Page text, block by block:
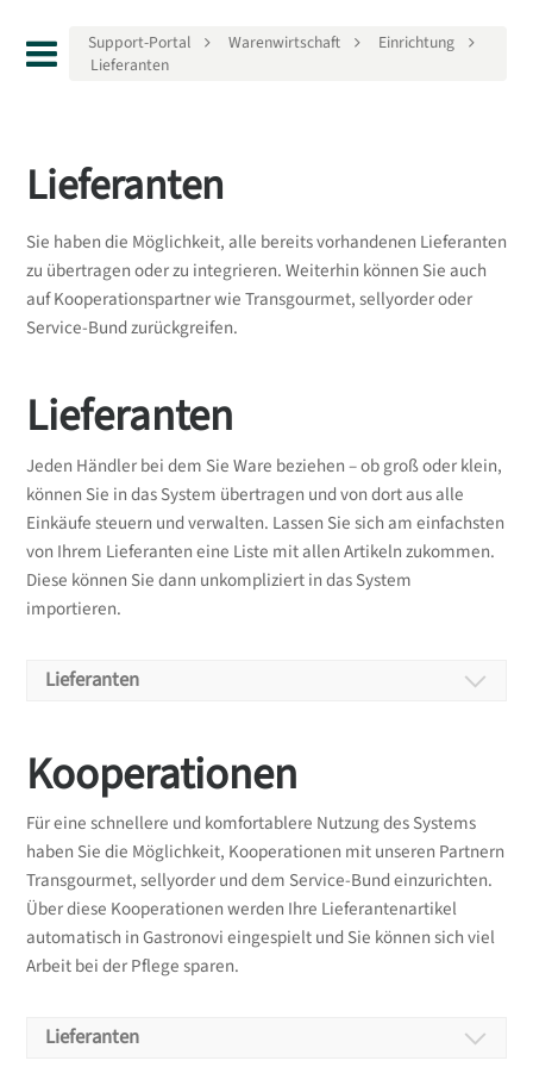
Support-Portal Warenwirtschaft
Einrichtung
Lieferanten
Lieferanten
Sie haben die Möglichkeit, alle bereits vorhandenen Lieferanten
zu übertragen oder zu integrieren. Weiterhin können Sie auch
auf Kooperationspartner wie Transgourmet, sellyorder oder
Service-Bund zurückgreifen.
Lieferanten
Jeden Händler bei dem Sie Ware beziehen – ob groß oder klein,
können Sie in das System übertragen und von dort aus alle
Einkäufe steuern und verwalten. Lassen Sie sich am einfachsten
von Ihrem Lieferanten eine Liste mit allen Artikeln zukommen.
Diese können Sie dann unkompliziert in das System
importieren.
Lieferanten
Lieferanten anlegen
Zu Beginn legen Sie alle Lieferanten, bei denen Sie
bestellen bzw. bei denen Sie Cash&Carry Einkäufe
vornehmen, im System an. Es besteht die
Möglichkeit, Lieferzeiten und Mindestbestellwerte
zu definieren.
Kooperationen
Für eine schnellere und komfortablere Nutzung des Systems
haben Sie die Möglichkeit, Kooperationen mit unseren Partnern
Transgourmet, sellyorder und dem Service-Bund einzurichten.
Über diese Kooperationen werden Ihre Lieferantenartikel
automatisch in Gastronovi eingespielt und Sie können sich viel
Arbeit bei der Pflege sparen.
Lieferanten